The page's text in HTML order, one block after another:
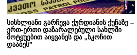
სისხლიანი გარჩევა ქურდიანის ქუჩაზე –
ერთ-ერთი დაზარალებული სახლში
მოტყუებით აიყვანეს და „სკოჩით
დააბეს”